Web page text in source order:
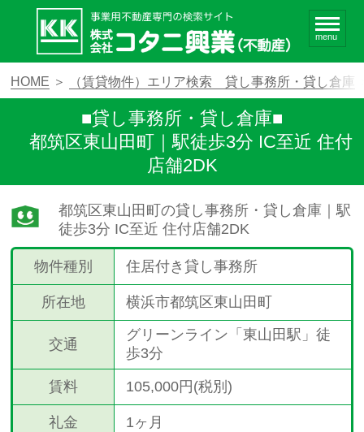
menu
HOME ＞ （賃貸物件）エリア検索 貸し事務所・貸し倉庫
■貸し事務所・貸し倉庫■
都筑区東山田町｜駅徒歩3分 IC至近 住付
店舗2DK
都筑区東山田町の貸し事務所・貸し倉庫｜駅
徒歩3分 IC至近 住付店舗2DK
物件種別
所在地
交通
住居付き貸し事務所
横浜市都筑区東山田町
グリーンライン「東山田駅」徒
歩3分
賃料
礼金
105,000円(税別)
1ヶ月